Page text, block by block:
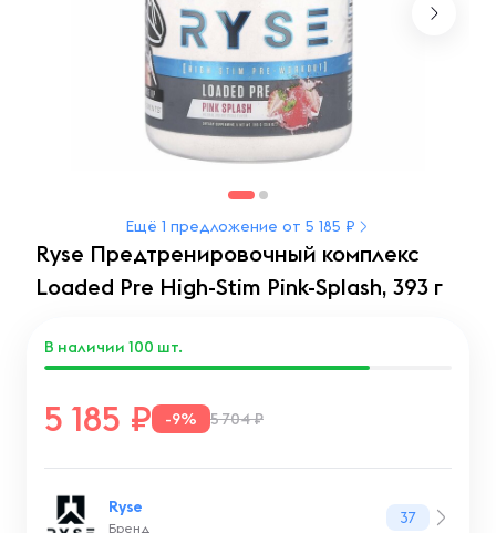
Ещё 1 предложение от 5 185 ₽
Ryse Предтренировочный комплекс
Loaded Pre High-Stim Pink-Splash, 393 г
5 185 -9% 5 704 ₽
В наличии 100 шт.
Ryse
Бренд
37